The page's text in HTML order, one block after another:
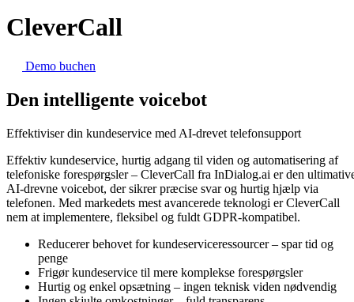
CleverCall
Demo buchen
Den intelligente voicebot
Effektiviser din kundeservice med AI-drevet telefonsupport
Effektiv kundeservice, hurtig adgang til viden og automatisering af
telefoniske forespørgsler – CleverCall fra InDialog.ai er den
AI-drevne voicebot, der sikrer præcise svar og hurtig hjælp via
telefonen. Med markedets mest avancerede teknologi er CleverCall
nem at implementere, fleksibel og fuldt GDPR-kompatibel.
Reducerer behovet for kundeserviceressourcer– spar tid og
penge
Frigør kundeservice til mere komplekse forespørgsler
Hurtig og enkel opsætning – ingen teknisk viden nødvendig